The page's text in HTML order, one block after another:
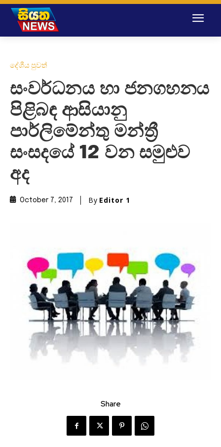
දේශීය පුවත්
සංවර්ධනය හා ජනගහනය
පිළිබඳ ආසියානු
පාර්ලිමේන්තු මන්ත්‍රී
සංසදයේ 12 වන සමුළුව
අද
October 7, 2017 By Editor 1
Share